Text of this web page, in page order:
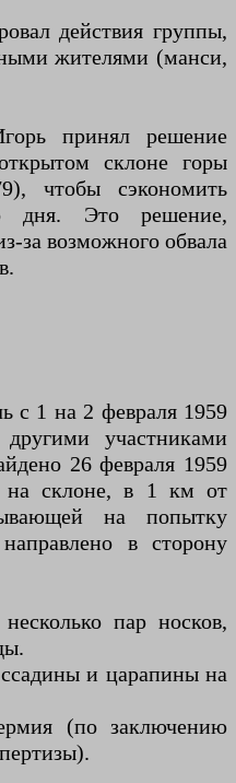
действия группы,
жителями (манси,
принял решение
склоне горы
чтобы сэкономить
дня. Это решение,
за возможного обвала
с 1 на 2 февраля 1959
участниками
26 февраля 1959
на склоне, в 1 км от
на попытку
в сторону
пар носков,
и царапины на
(по заключению